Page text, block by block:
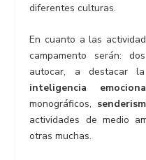
diferentes culturas.
En cuanto a las
campamento serán:
autocar, a destacar
inteligencia
monográficos,
actividades de medio
otras muchas.